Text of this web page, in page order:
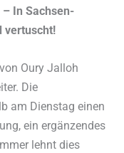
In Sachsen-
vertuscht!
Oury Jalloh
Die
am Dienstag einen
ein ergänzendes
lehnt dies